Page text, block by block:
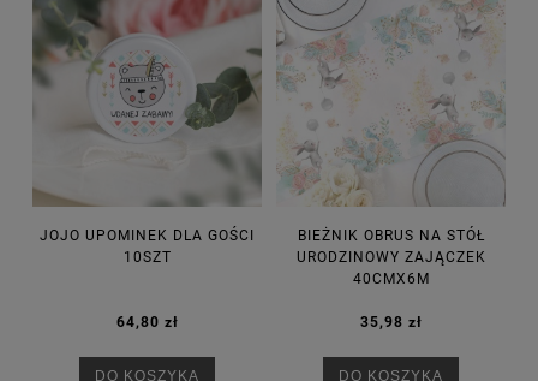
JOJO UPOMINEK DLA GOŚCI
10SZT
64,80 zł
DO KOSZYKA
BIEŻNIK OBRUS NA STÓŁ
URODZINOWY ZAJĄCZEK
40CMX6M
35,98 zł
DO KOSZYKA